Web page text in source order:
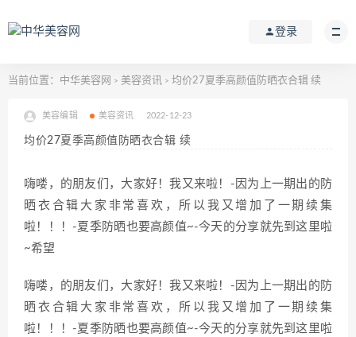
登录
当前位置： 中华美容网 > 美容资讯 > 均价27夏季高颜值防晒衣合辑 续
美容编辑 美容资讯 2022-12-23
均价27夏季高颜值防晒衣合辑 续
嗨喽，的朋友们，大家好！我又来啦！-因为上一期出的防
晒衣合辑大家非常喜欢，所以我又增加了一期续集
啦！！！-夏季防晒也要高颜值~-今天的分享就先到这里啦
~希望
嗨喽，的朋友们，大家好！我又来啦！-因为上一期出的防
晒衣合辑大家非常喜欢，所以我又增加了一期续集
啦！！！-夏季防晒也要高颜值~-今天的分享就先到这里啦